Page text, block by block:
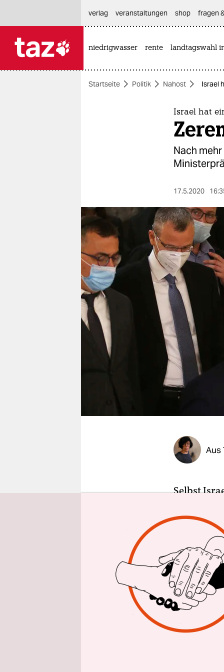
themen
berlin
wahrheit
verlag
verlag
veranstaltungen
verlag
veranstaltungen shop fragen
niedrigwasser rente landtagswahl
Startseite Politik Nahost Israel
Israel hat
Nach
17.5.2020
Aus
Selbst
Minute
Benjamin
Rivalen
zwei
eine vierte
werden.
angeführt.
Aus der